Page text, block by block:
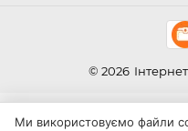
© 2026
Ми використовуємо файли